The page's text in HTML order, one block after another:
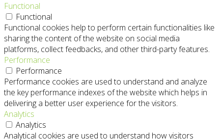
Functional
Functional
Functional cookies help to perform certain functionalities like
sharing the content of the website on social media
platforms, collect feedbacks, and other third-party features.
Performance
Performance
Performance cookies are used to understand and analyze
the key performance indexes of the website which helps in
delivering a better user experience for the visitors.
Analytics
Analytics
Analytical cookies are used to understand how visitors